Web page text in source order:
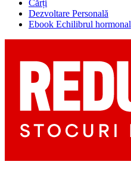
Cărți
Dezvoltare Personală
Ebook Echilibrul hormonal